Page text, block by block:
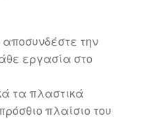
την
εργασία στο
τα πλαστικά
πλαίσιο του